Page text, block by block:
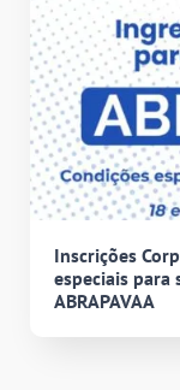
Inscrições
especiais para
ABRAPAVAA